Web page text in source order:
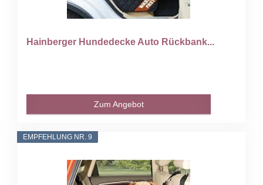
Hainberger Hundedecke Auto Rückbank...
Zum Angebot
EMPFEHLUNG NR. 9